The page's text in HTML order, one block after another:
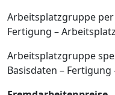
Arbeitsplatzgruppe per
Fertigung –
Arbeitsplatzgruppe
Basisdaten –